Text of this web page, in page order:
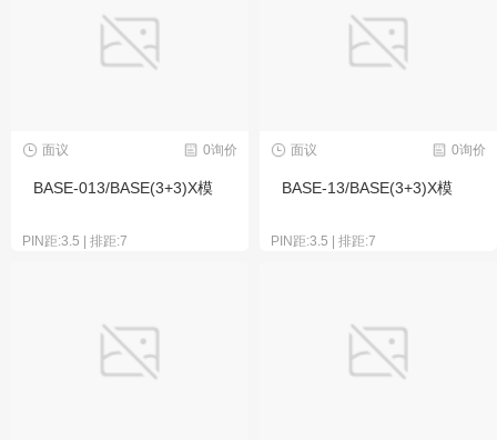
0询价
面议
BASE-013/BASE(3+3)X模
PIN距:3.5 | 排距:7
0询价
面议
BASE-13/BASE(3+3)X模
PIN距:3.5 | 排距:7